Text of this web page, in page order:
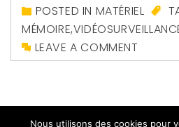
POSTED IN MATÉRIEL
MÉMOIRE,
LEAVE A COMMENT
Nous utilisons des cookies pour